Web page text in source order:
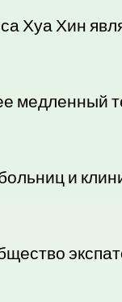
Хуа Хин
медленный
и